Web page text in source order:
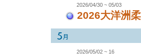
2026/04/30 ~ 05/03
2026大洋洲
2026/05/02 ~ 16